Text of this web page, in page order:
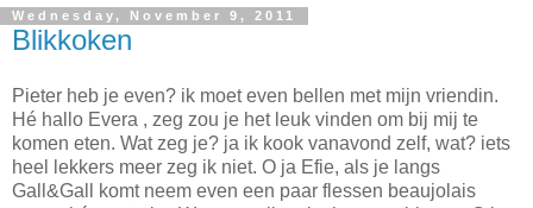
Wednesday, November 9, 2011
Blikkoken
Pieter heb je even? ik moet even bellen met mijn vriendin.
Hé hallo Evera , zeg zou je het leuk vinden om bij mij te
komen eten. Wat zeg je? ja ik kook vanavond zelf, wat? iets
heel lekkers meer zeg ik niet. O ja Efie, als je langs
Gall&Gall komt neem even een paar flessen beaujolais